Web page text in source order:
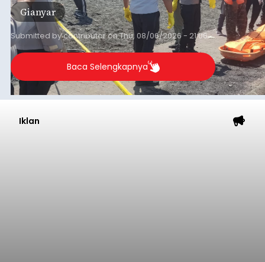
Gianyar
Submitted bycontributoronThu, 08/06/2026 - 21:06
Baca Selengkapnya
Iklan